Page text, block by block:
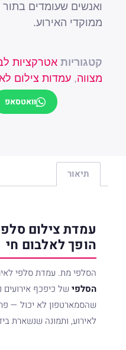
ואנשים שעומדים
ממוקדי האירוע.
קטגוריות אטרקציות
מצווה, עמדות צילום
וואטסאפ
טלפון
תיאור
עמדת צילום
הופך לאלבום חי
הסלפי מת. עמדת סלפי
הסלפי של כיפכף
שהסמארטפון לא יכול —
לאירוע, ותמונה שנשארת